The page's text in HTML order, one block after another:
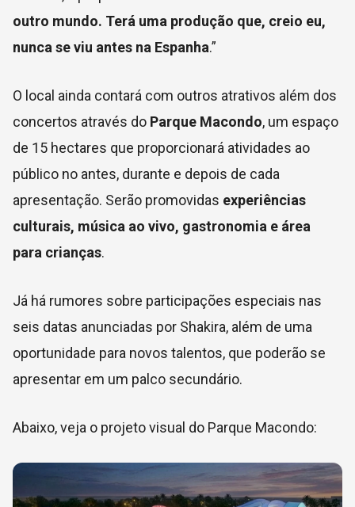
outro mundo. Terá uma produção que, creio eu,
nunca se viu antes na Espanha.”
O local ainda contará com outros atrativos além dos
concertos através do Parque Macondo, um espaço
de 15 hectares que proporcionará atividades ao
público no antes, durante e depois de cada
apresentação. Serão promovidas experiências
culturais, música ao vivo, gastronomia e área
para crianças.
Já há rumores sobre participações especiais nas
seis datas anunciadas por Shakira, além de uma
oportunidade para novos talentos, que poderão se
apresentar em um palco secundário.
Abaixo, veja o projeto visual do Parque Macondo: